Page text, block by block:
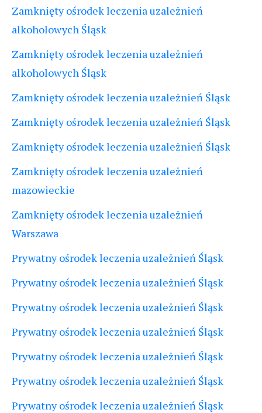
Zamknięty ośrodek leczenia uzależnień
alkoholowych Śląsk
Zamknięty ośrodek leczenia uzależnień
alkoholowych Śląsk
Zamknięty ośrodek leczenia uzależnień Śląsk
Zamknięty ośrodek leczenia uzależnień Śląsk
Zamknięty ośrodek leczenia uzależnień Śląsk
Zamknięty ośrodek leczenia uzależnień
mazowieckie
Zamknięty ośrodek leczenia uzależnień
Warszawa
Prywatny ośrodek leczenia uzależnień Śląsk
Prywatny ośrodek leczenia uzależnień Śląsk
Prywatny ośrodek leczenia uzależnień Śląsk
Prywatny ośrodek leczenia uzależnień Śląsk
Prywatny ośrodek leczenia uzależnień Śląsk
Prywatny ośrodek leczenia uzależnień Śląsk
Prywatny ośrodek leczenia uzależnień Śląsk